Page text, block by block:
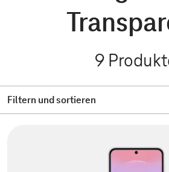
9
Filtern und sortieren